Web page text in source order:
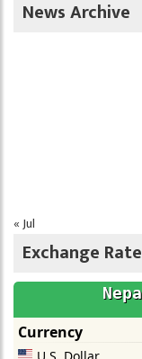
News Archive
« Jul
Exchange Rate